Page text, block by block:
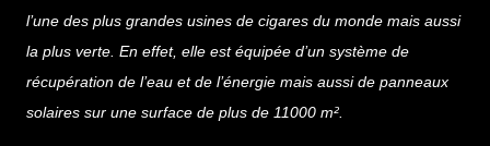
l’une des plus grandes usines de cigares du monde mais aussi
la plus verte. En effet, elle est équipée d’un système de
récupération de l’eau et de l’énergie mais aussi de panneaux
solaires sur une surface de plus de 11000 m².